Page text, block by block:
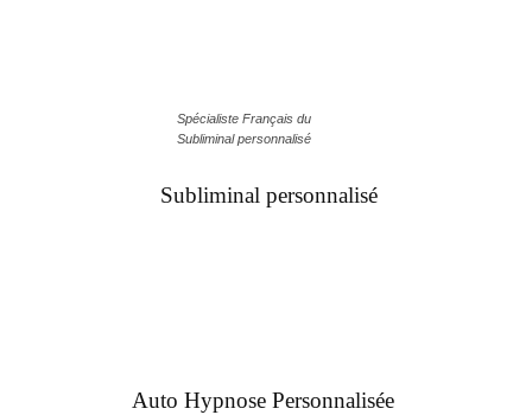
Spécialiste Français du
Subliminal personnalisé
Subliminal personnalisé
Auto Hypnose Personnalisée